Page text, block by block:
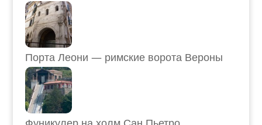
Порта Леони — римские ворота Вероны